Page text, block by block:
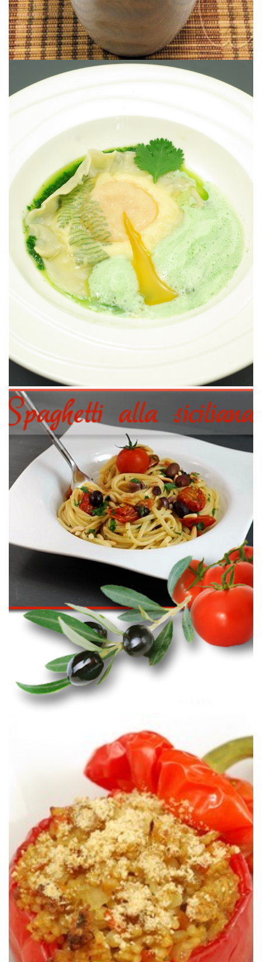
#ALADECOUVERTEDESSAVEURS :
RAVIOLE COEUR COULANT JAUNE &
EMULSION DE CORIANDRE
Magique!
SPAGHETTI ALLA SICILIANA
(ANCHOIS & TOMATES CERISE
CONFITES)
Une recette toute simple où anchois et tomates forment une dose
minimale de sauce pour transformer de simples spaghettis en plat
ultra-gourmand.
POIVRONS FARCIS VEGAN (AUX
PROTÉINES DE SOJA TEXTURISÉES)
Une farce qui change pour vos poivrons.